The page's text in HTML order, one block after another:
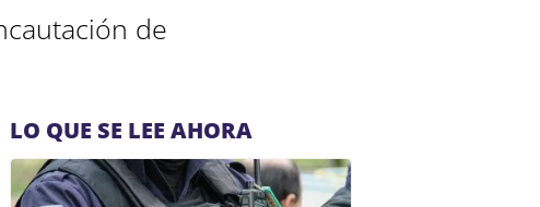
de
LO QUE SE LEE AHORA